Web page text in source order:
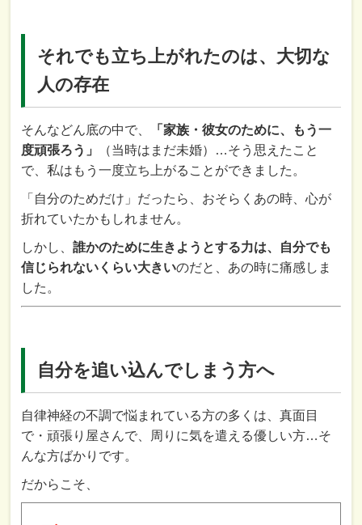
それでも立ち上がれたのは、大切な
人の存在
そんなどん底の中で、
「家族・彼女のために、もう一
度頑張ろう」
（当時はまだ未婚）…そう思えたこと
で、私はもう一度立ち上がることができました。
「自分のためだけ」だったら、おそらくあの時、心が
折れていたかもしれません。
しかし、誰かのために生きようとする力は、自分でも
信じられないくらい大きいのだと、あの時に痛感しま
した。
自分を追い込んでしまう方へ
自律神経の不調で悩まれている方の多くは、真面目
で・頑張り屋さんで、周りに気を遣える優しい方…そ
んな方ばかりです。
だからこそ、